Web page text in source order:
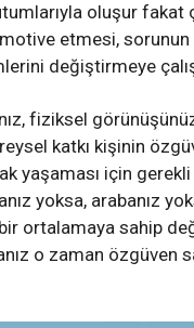
oluşur
etmesi, sorunun
değiştirmeye
fiziksel
katkı kişinin
yaşaması için gerekli
yoksa, arabanız
ortalamaya sahip
o zaman özgüven